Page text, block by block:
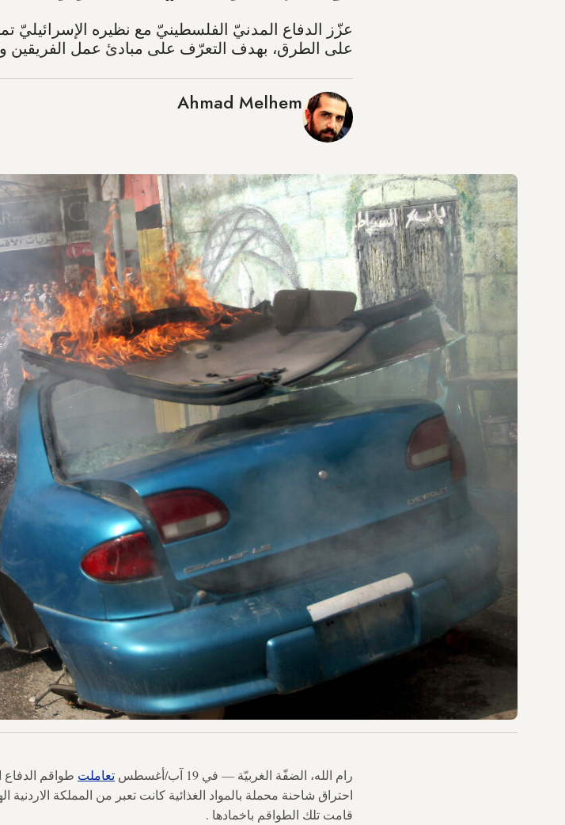
عزّز الدفاع المدنيّ الفلسطينيّ مع نظيره الإسرائيليّ
على الطرق، بهدف التعرّف على مبادئ عمل الفريقين
Ahmad Melhem
رام الله، الضفّة الغربيّة — في 19 آب/أغسطس تعاملت طواقم الدفاع
احتراق شاحنة محملة بالمواد الغذائية كانت تعبر من المملكة
قامت تلك الطواقم باخمادها .